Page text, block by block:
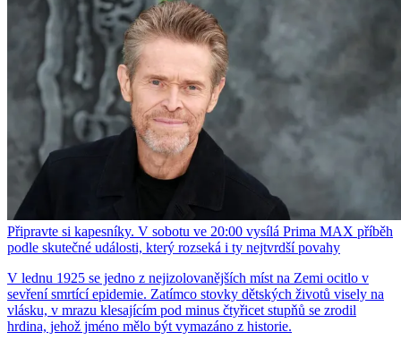
Připravte si kapesníky. V sobotu ve 20:00 vysílá Prima MAX příběh
podle skutečné události, který rozseká i ty nejtvrdší povahy
V lednu 1925 se jedno z nejizolovanějších míst na Zemi ocitlo v
sevření smrtící epidemie. Zatímco stovky dětských životů visely na
vlásku, v mrazu klesajícím pod minus čtyřicet stupňů se zrodil
hrdina, jehož jméno mělo být vymazáno z historie.